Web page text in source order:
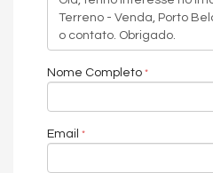
Nome Completo
Email